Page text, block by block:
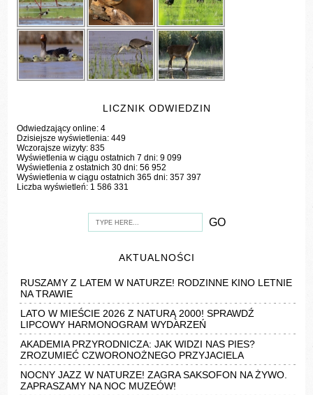
LICZNIK ODWIEDZIN
Odwiedzający online:4
Dzisiejsze wyświetlenia:449
Wczorajsze wizyty:835
Wyświetlenia w ciągu ostatnich 7 dni:9 099
Wyświetlenia z ostatnich 30 dni:56 952
Wyświetlenia w ciągu ostatnich 365 dni:357 397
Liczba wyświetleń: 1 586 331
AKTUALNOŚCI
RUSZAMY Z LATEM W NATURZE! RODZINNE KINO LETNIE
NA TRAWIE
LATO W MIEŚCIE 2026 Z NATURĄ 2000! SPRAWDŹ
LIPCOWY HARMONOGRAM WYDARZEŃ
AKADEMIA PRZYRODNICZA: JAK WIDZI NAS PIES?
ZROZUMIEĆ CZWORONOŻNEGO PRZYJACIELA
NOCNY JAZZ W NATURZE! ZAGRA SAKSOFON NA ŻYWO.
ZAPRASZAMY NA NOC MUZEÓW!